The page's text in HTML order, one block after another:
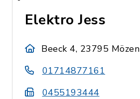
Elektro Jess
Beeck 4, 23795 Mözen
01714877161
0455193444